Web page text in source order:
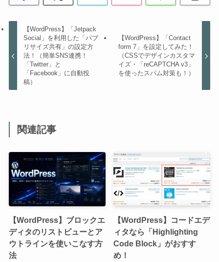
【WordPress】「Jetpack
Social」を利用した「パブ
リサイズ共有」の設定方
法！（簡単SNS連携！
「Twitter」と
「Facebook」に自動投
稿）
【WordPress】「Contact
form 7」を設定してみた！
（CSSでデザインカスタマ
イズ・「reCAPTCHA v3」
を使ったスパム対策も！）
関連記事
【WordPress】ブロックエ
ディタのリストビューとア
ウトラインを使いこなす方
法
【WordPress】コードエデ
ィタなら「Highlighting
Code Block」がおすす
め！